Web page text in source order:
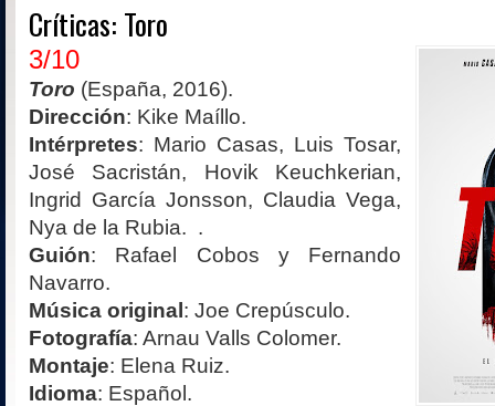
Críticas: Toro
3/10
Toro (España, 2016).
Dirección: Kike Maíllo.
Intérpretes: Mario Casas, Luis Tosar,
José Sacristán, Hovik Keuchkerian,
Ingrid García Jonsson, Claudia Vega,
Nya de la Rubia. .
Guión: Rafael Cobos y Fernando
Navarro.
Música original: Joe Crepúsculo.
Fotografía: Arnau Valls Colomer.
Montaje: Elena Ruiz.
Idioma: Español.